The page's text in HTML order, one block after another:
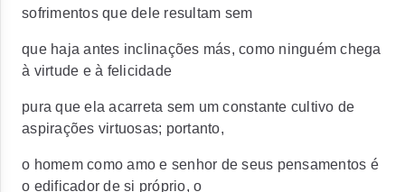
sofrimentos que dele resultam sem
que haja antes inclinações más, como ninguém chega
à virtude e à felicidade
pura que ela acarreta sem um constante cultivo de
aspirações virtuosas; portanto,
o homem como amo e senhor de seus pensamentos é
o edificador de si próprio, o